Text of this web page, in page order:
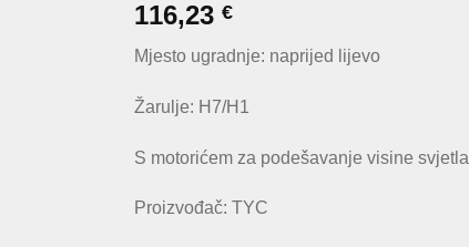
116,23 €
Mjesto ugradnje: naprijed lijevo
Žarulje: H7/H1
S motorićem za podešavanje visine svjetla
Proizvođač: TYC